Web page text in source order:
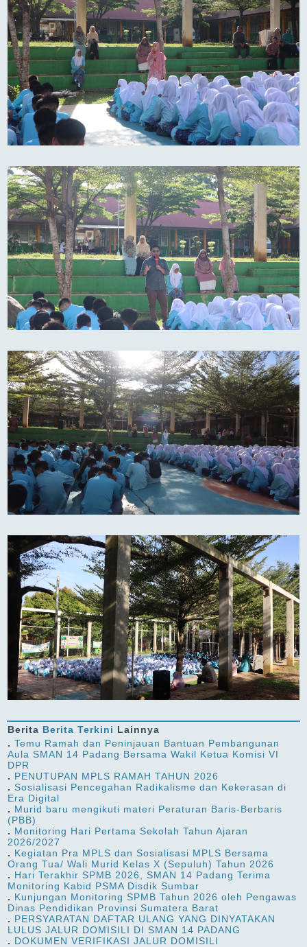
Berita Berita Terkini Lainnya
. Temu Ramah dan Peninjauan Bantuan Pembangunan
Aula SMAN 14 Padang Bersama Wakil Ketua Komisi VI
DPR
. PENUTUPAN MPLS RAMAH TAHUN 2026
. Sosialisasi Pencegahan Radikalisme dan Kekerasan di
Era Digital
. Murid baru mengikuti materi Peraturan Baris-Berbaris
(PBB)
. Monitoring Hari Pertama Sekolah Tahun Ajaran
2026/2027
. Kegiatan Pra MPLS dan Sosialisasi MPLS Bersama
Orang Tua/ Wali Murid Kelas X (Sepuluh) Tahun 2026
. Hari Terakhir SPMB 2026, SMAN 14 Padang Terima
Monitoring Kabid PSMA Disdik Sumbar
. Kunjungan Monitoring SPMB Tahun 2026 oleh Pengawas
Dinas Pendidikan Provinsi Sumatera Barat
. PERSYARATAN DAFTAR ULANG YANG DINYATAKAN
LULUS JALUR DOMISILI DI SMAN 14 PADANG
. DOKUMEN VERIFIKASI JALUR DOMISILI